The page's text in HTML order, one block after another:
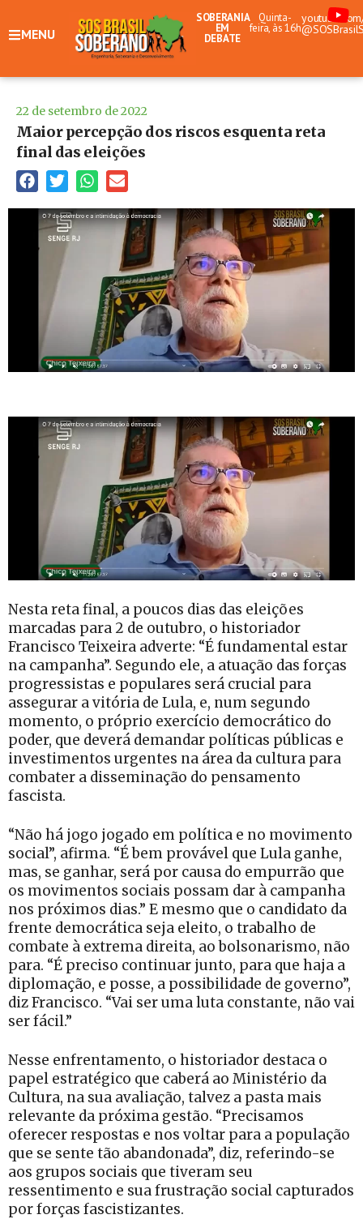
MENU
SOBERANIA
EM
DEBATE
Quinta-
feira, às 16h
22 de setembro de 2022
Maior percepção dos riscos esquenta reta
final das eleições
Nesta reta final, a poucos dias das eleições
marcadas para 2 de outubro, o historiador
Francisco Teixeira adverte: “É fundamental estar
na campanha”. Segundo ele, a atuação das forças
progressistas e populares será crucial para
assegurar a vitória de Lula, e, num segundo
momento, o próprio exercício democrático do
poder, que deverá demandar políticas públicas e
investimentos urgentes na área da cultura para
combater a disseminação do pensamento
fascista.
“Não há jogo jogado em política e no movimento
social”, afirma. “É bem provável que Lula ganhe,
mas, se ganhar, será por causa do empurrão que
os movimentos sociais possam dar à campanha
nos próximos dias.” E mesmo que o candidato da
frente democrática seja eleito, o trabalho de
combate à extrema direita, ao bolsonarismo, não
para. “É preciso continuar junto, para que haja a
diplomação, e posse, a possibilidade de governo”,
diz Francisco. “Vai ser uma luta constante, não vai
ser fácil.”
Nesse enfrentamento, o historiador destaca o
papel estratégico que caberá ao Ministério da
Cultura, na sua avaliação, talvez a pasta mais
relevante da próxima gestão. “Precisamos
oferecer respostas e nos voltar para a população
que se sente tão abandonada”, diz, referindo-se
aos grupos sociais que tiveram seu
ressentimento e sua frustração social capturados
por forças fascistizantes.